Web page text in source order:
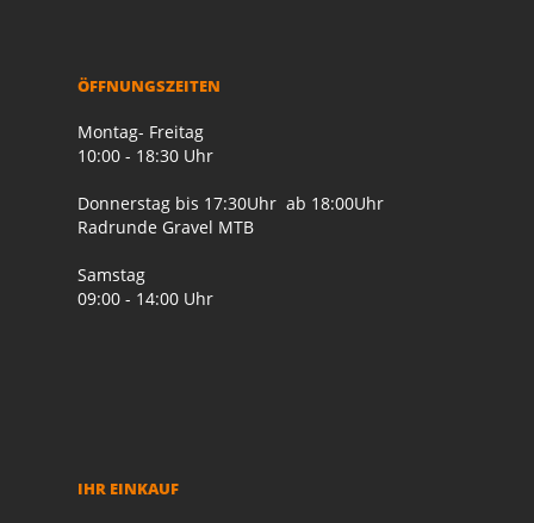
ÖFFNUNGSZEITEN
Montag- Freitag
10:00 - 18:30 Uhr
Donnerstag bis 17:30Uhr ab 18:00Uhr
Radrunde Gravel MTB
Samstag
09:00 - 14:00 Uhr
IHR EINKAUF